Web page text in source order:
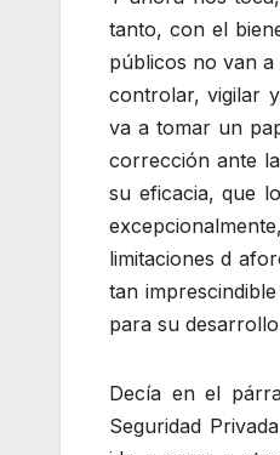
tanto, con el
públicos no van
controlar, vigilar
va a tomar un
corrección ante
su eficacia, que
limitaciones d
tan
para su
Decía en el
Seguridad